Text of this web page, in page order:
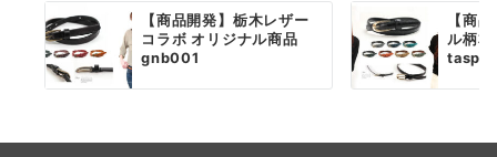
【商品開発】栃木レザー
コラボ オリジナル商品
gnb001
【商
ル柄